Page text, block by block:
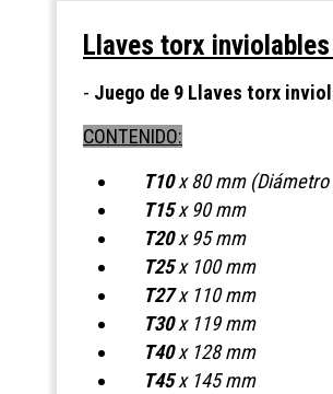
Llaves torx
- Juego de 9 Llaves torx
CONTENIDO:
T10x 80 mm (Diámetro
T15x 90 mm
T20x 95 mm
T25x 100 mm
T27x 110 mm
T30x 119 mm
T40x 128 mm
T45x 145 mm